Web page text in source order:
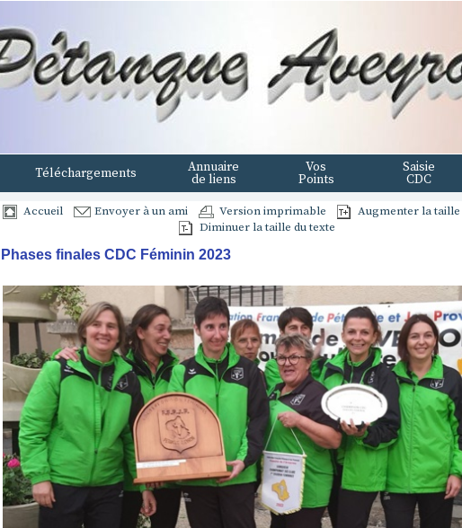
Téléchargements Annuaire
de liens
Vos
Points
Saisie
CDC
Accueil Envoyer à un ami Version imprimable
Augmenter la taille
Diminuer la taille du texte
Phases finales CDC Féminin 2023